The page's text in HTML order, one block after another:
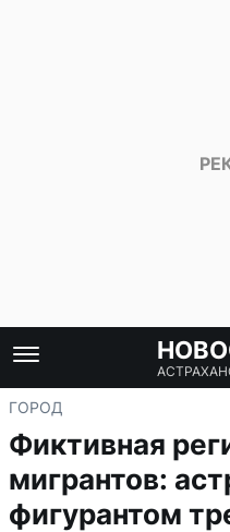
ГОРОД
Фиктивная
мигрантов:
фигурантом